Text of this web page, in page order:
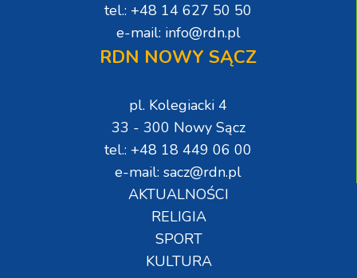
tel.: +48 14 627 50 50
e-mail: info@rdn.pl
RDN NOWY SĄCZ
pl. Kolegiacki 4
33 - 300 Nowy Sącz
tel.: +48 18 449 06 00
e-mail: sacz@rdn.pl
AKTUALNOŚCI
RELIGIA
SPORT
KULTURA